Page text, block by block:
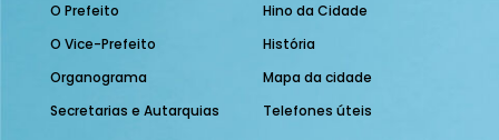
O Prefeito
O Vice-Prefeito
Organograma
Secretarias e Autarquias
Hino da Cidade
História
Mapa da cidade
Telefones úteis